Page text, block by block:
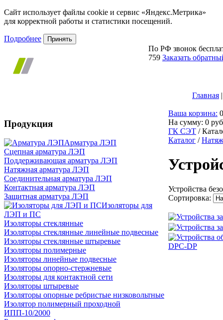
Сайт использует файлы cookie и сервис «Яндекс.Метрика»
для корректной работы и статистики посещений.
Подробнее Принять
По РФ звонок
759 Заказать
Главная |
Продукция
Арматура ЛЭП
Cцепная арматура ЛЭП
Поддерживающая арматура ЛЭП
Натяжная арматура ЛЭП
Соединительная арматура ЛЭП
Контактная арматура ЛЭП
Защитная арматура ЛЭП
Изоляторы для
ЛЭП и ПС
Изоляторы стеклянные
Изоляторы стеклянные линейные подвесные
Изоляторы стеклянные штыревые
Изоляторы полимерные
Изоляторы линейные подвесные
Изоляторы опорно-стержневые
Изоляторы для контактной сети
Изоляторы штыревые
Изоляторы опорные ребристые низковольтные
Изолятор полимерный проходной
ИПП-10/2000
Ваша корзина: 0
На сумму: 0
ГК СЭТ /
Каталог /
Устройства
Сортировка: